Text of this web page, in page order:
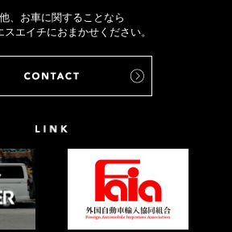
、お車に関することなら
スエイチにおまかせください。